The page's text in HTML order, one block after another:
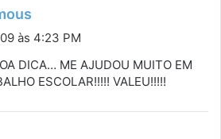
s
às 4:23 PM
DICA… ME AJUDOU MUITO EM
ESCOLAR!!!!! VALEU!!!!!